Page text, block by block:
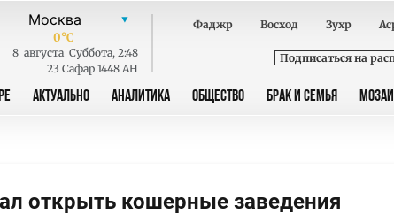
0°C
8 августа Суббота, 2:48
23 Сафар 1448 AH
Фаджр Восход Зухр
Подписаться на
АКТУАЛЬНО АНАЛИТИКА ОБЩЕСТВО БРАК И СЕМЬЯ
открыть кошерные заведения